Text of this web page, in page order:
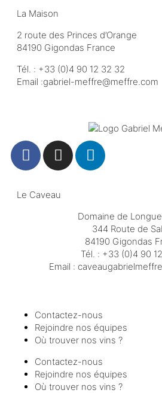
La Maison
2 route des Princes d’Orange
84190 Gigondas France
Tél. : +33 (0)4 90 12 32 32
Email :moc.erffem@erffem-leirbag
Le Caveau
Domaine de
344 Route de
84190 Gigondas
Tél. : +33 (0)4 90
Email :
Contactez-nous
Rejoindre nos équipes
Où trouver nos vins ?
Contactez-nous
Rejoindre nos équipes
Où trouver nos vins ?